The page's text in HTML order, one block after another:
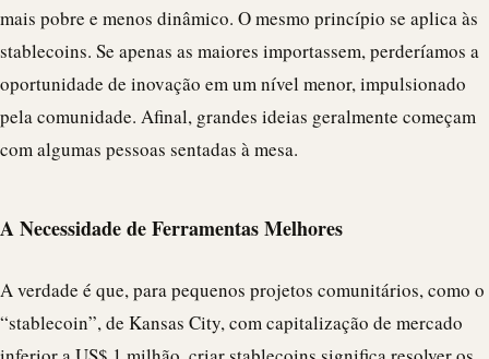
mais pobre e menos dinâmico. O mesmo princípio se aplica às
stablecoins. Se apenas as maiores importassem, perderíamos a
oportunidade de inovação em um nível menor, impulsionado
pela comunidade. Afinal, grandes ideias geralmente começam
com algumas pessoas sentadas à mesa.
A Necessidade de Ferramentas Melhores
A verdade é que, para pequenos projetos comunitários, como o
“stablecoin”, de Kansas City, com capitalização de mercado